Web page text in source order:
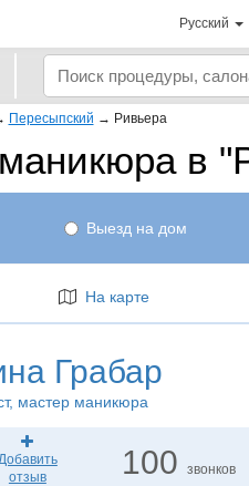
Русский
Пересыпский → Ривьера
в
Выезд на дом
На карте
Грабар
, мастер маникюра
отзыв
100звонков